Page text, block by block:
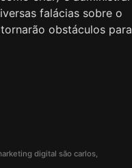
falácias sobre o
obstáculos para
digital são carlos